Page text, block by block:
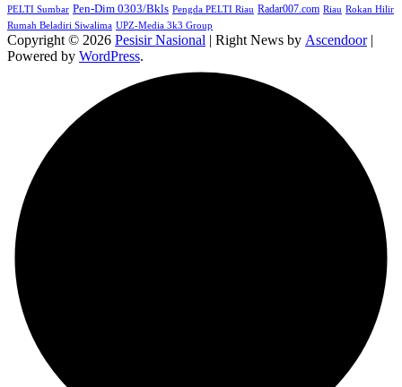
PELTI Sumbar Pen-Dim 0303/Bkls Pengda PELTI Riau Radar007.com Riau Rokan Hilir
Rumah Beladiri Siwalima UPZ-Media 3k3 Group
Copyright © 2026 Pesisir Nasional | Right News by Ascendoor|
Powered by WordPress.